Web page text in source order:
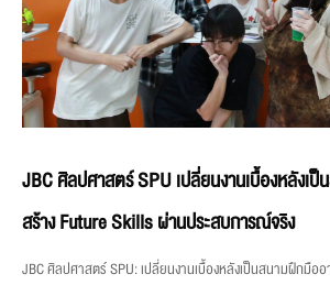
JBC ศิลปศาสตร์ SPU เปลี่ยนงานเบื้องหลังเ
สร้าง Future Skills ผ่านประสบการณ์จริง
JBC ศิลปศาสตร์ SPU: เปลี่ยนงานเบื้องหลังเป็นสนามฝึกมือ